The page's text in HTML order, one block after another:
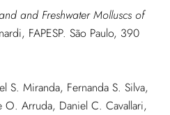
and Freshwater Molluscs of
FAPESP. São Paulo, 390
S. Miranda, Fernanda S. Silva,
Arruda, Daniel C. Cavallari,